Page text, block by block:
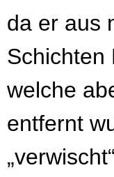
da er aus
Schichten
welche
entfernt